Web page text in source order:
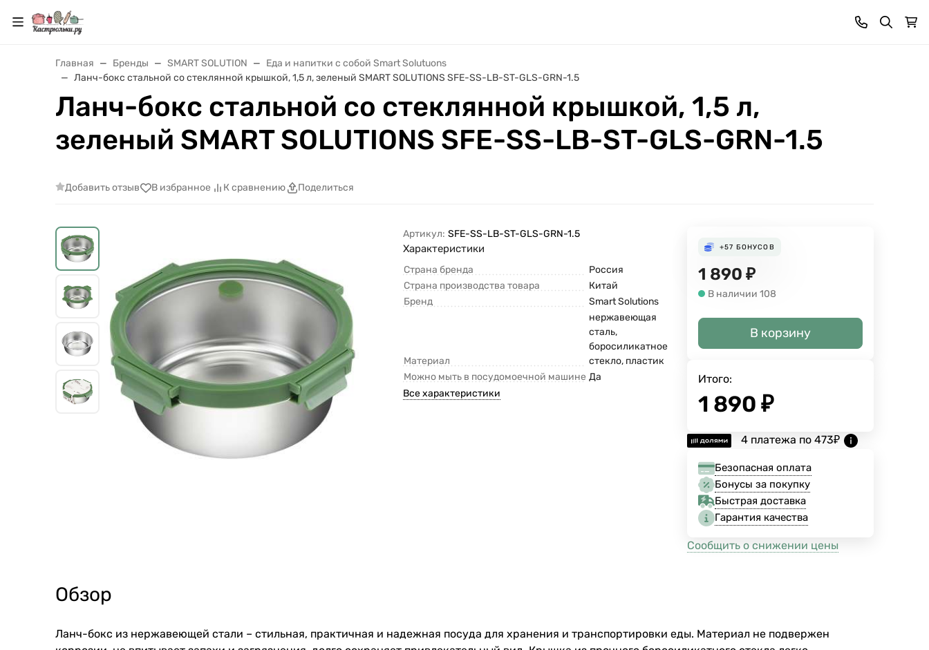
Главная Бренды SMART SOLUTION
Еда и напитки с собой Smart Solutuons
Ланч-бокс стальной со стеклянной крышкой, 1,5 л, зеленый SMART SOLUTIONS SFE-SS-LB-ST-GLS-GRN-1.5
Ланч-бокс стальной со стеклянной крышкой, 1,5 л,
зеленый SMART SOLUTIONS SFE-SS-LB-ST-GLS-GRN-1.5
Добавить отзыв В избранное К сравнению Поделиться
Артикул: SFE-SS-LB-ST-GLS-GRN-1.5
Характеристики
Страна бренда
Россия
Страна производства товара
Китай
Бренд
Smart Solutions
Материал
нержавеющая
сталь,
боросиликатное
стекло, пластик
Можно мыть в посудомоечной машине Да
Все характеристики
+57 БОНУСОВ
1 890 ₽
В наличии 108
В корзину
Итого:
1 890 ₽
4 платежа по473₽
Безопасная оплата
Бонусы за покупку
Быстрая доставка
Гарантия качества
Сообщить о снижении цены
Обзор
Ланч-бокс из нержавеющей стали – стильная, практичная и надежная посуда для хранения и транспортировки еды. Материал не подвержен